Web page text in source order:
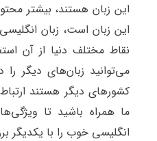
این زبان هستند، بیشتر
این زبان است، زبان
نقاط مختلف دنیا از آن
می‌توانید زبان‌های دیگر را
کشورهای دیگر هستند ارتباط
ما همراه باشید تا
انگلیسی خوب را با یکدیگر